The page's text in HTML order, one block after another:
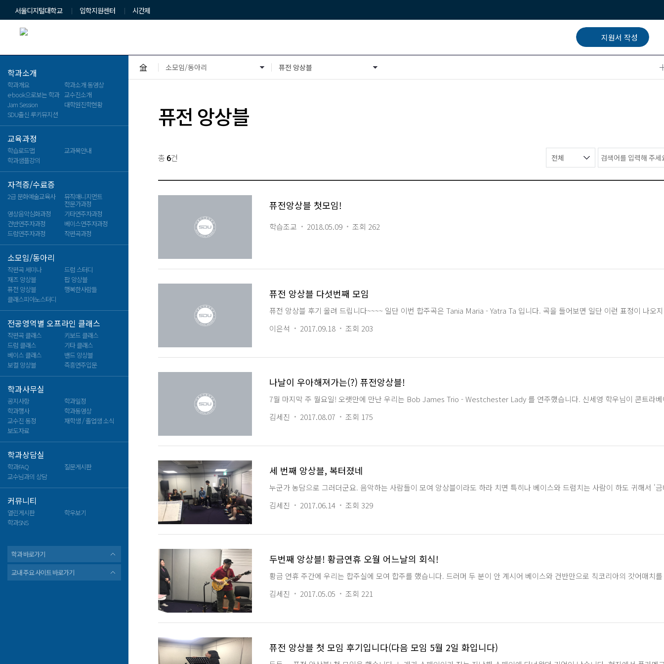
서울디지털대학교 입학지원센터 시간제
학과소개
학과개요
학과소개 동영상
e-book으로보는 학과 교수진소개
Jam Session
대학원진학현황
SDU출신 루키뮤지션
교육과정
학습로드맵
교과목안내
학과샘플강의
자격증/수료증
2급 문화예술교육사 뮤직매니지먼트
전문가과정
영상음악심화과정
기타연주자과정
건반연주자과정
베이스연주자과정
드럼연주자과정
작편곡과정
소모임/동아리
작편곡 세미나
드럼 스터디
재즈 앙상블
팝 앙상블
퓨전 앙상블
행복한사람들
클래스피아노스터디
전공영역별 오프라인 클래스
작편곡 클래스
키보드 클래스
드럼 클래스
기타 클래스
베이스 클래스
밴드 앙상블
보컬 앙상블
즉흥연주입문
학과사무실
공지사항
학과일정
학과행사
학과동영상
교수진 동정
재학생 / 졸업생 소식
보도자료
학과상담실
학과FAQ
질문게시판
교수님과의 상담
커뮤니티
열린게시판
학우보기
학과SNS
지원서 작성
학과 바로가기
교내 주요 사이트 바로가기
소모임/동아리 퓨전 앙상블
글자확대글자축소인쇄
퓨전 앙상블
총 6건
용
퓨전앙상블 첫모임!
학습조교 2018.05.09 조회 262
퓨전 앙상블 다섯번째 모임
퓨전 앙상블 후기 올려 드립니다~~~~ 일단 이번 합주곡은 Tania Maria - Yatra Ta 입니다. 곡을 들어보면 일단 이런 표정이 나
이은석
2017.09.18 조회 203
나날이 우아해져가는(?) 퓨전앙상블!
7월 마지막 주 월요일! 오랫만에 만난 우리는 Bob James Trio - Westchester Lady 를 연주했습니다. 신세영 학우님이 콘트라
김세진
2017.08.07 조회 175
세 번째 앙상블, 복터졌네
누군가 농담으로 그러더군요. 음악하는 사람들이 모여 앙상블이라도 하라 치면 특히나 베이스와 드럼치는 사람이 하도 귀해서
김세진
2017.06.14 조회 329
두번째 앙상블! 황금연휴 오월 어느날의 회식!
황금 연휴 주간에 우리는 합주실에 모여 합주를 했습니다. 드러머 두 분이 안 계시어 베이스와 건반만으로 칙코리아의 갓어매
김세진
2017.05.05 조회 221
퓨전 앙상블 첫 모임 후기입니다(다음 모임 5월 2일 화입니다)